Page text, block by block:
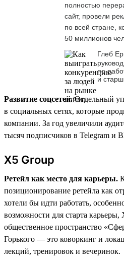
полностью
сайт, провели
по всей стране,
50 миллионов
Глеб
по
и
Развитие соцсетей.Отдельный
в социальных сетях, которые
компании. За год увеличили
тысяч подписчиков в Telegram и
X5 Group
Ретейл как место для карьеры.
позиционирование ретейла как
хотели бы идти работать,
возможности для старта карьеры,
общественное пространство
Горького — это коворкинг и
лекций, тренировок и вечеринок.